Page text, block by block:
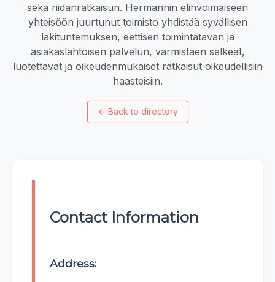
sekä riidanratkaisun. Hermannin elinvoimaiseen
yhteisöön juurtunut toimisto yhdistää syvällisen
lakituntemuksen, eettisen toimintatavan ja
asiakaslähtöisen palvelun, varmistaen selkeät,
luotettavat ja oikeudenmukaiset ratkaisut oikeudellisiin
haasteisiin.
← Back to directory
Contact Information
Address: